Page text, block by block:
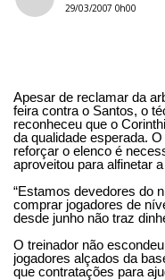
29/03/2007 0h00
Apesar de reclamar da
feira contra o Santos, o
reconheceu que o
da qualidade esperada.
reforçar o elenco é
aproveitou para alfinetar
“Estamos devedores do
comprar jogadores de
desde junho não traz
O treinador não
jogadores alçados da
que contratações para